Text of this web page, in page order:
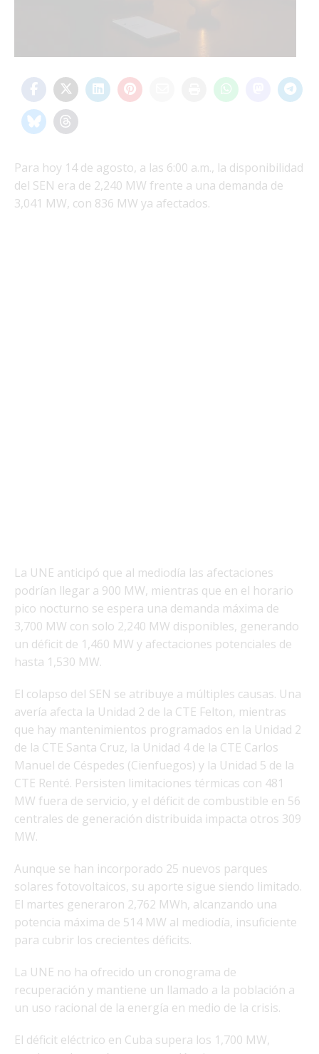
Para hoy 14 de agosto, a las 6:00 a.m., la disponibilidad
del SEN era de 2,240 MW frente a una demanda de
3,041 MW, con 836 MW ya afectados.
La UNE anticipó que al mediodía las afectaciones
podrían llegar a 900 MW, mientras que en el horario
pico nocturno se espera una demanda máxima de
3,700 MW con solo 2,240 MW disponibles, generando
un déficit de 1,460 MW y afectaciones potenciales de
hasta 1,530 MW.
El colapso del SEN se atribuye a múltiples causas. Una
avería afecta la Unidad 2 de la CTE Felton, mientras
que hay mantenimientos programados en la Unidad 2
de la CTE Santa Cruz, la Unidad 4 de la CTE Carlos
Manuel de Céspedes (Cienfuegos) y la Unidad 5 de la
CTE Renté. Persisten limitaciones térmicas con 481
MW fuera de servicio, y el déficit de combustible en 56
centrales de generación distribuida impacta otros 309
MW.
Aunque se han incorporado 25 nuevos parques
solares fotovoltaicos, su aporte sigue siendo limitado.
El martes generaron 2,762 MWh, alcanzando una
potencia máxima de 514 MW al mediodía, insuficiente
para cubrir los crecientes déficits.
La UNE no ha ofrecido un cronograma de
recuperación y mantiene un llamado a la población a
un uso racional de la energía en medio de la crisis.
El déficit eléctrico en Cuba supera los 1,700 MW,